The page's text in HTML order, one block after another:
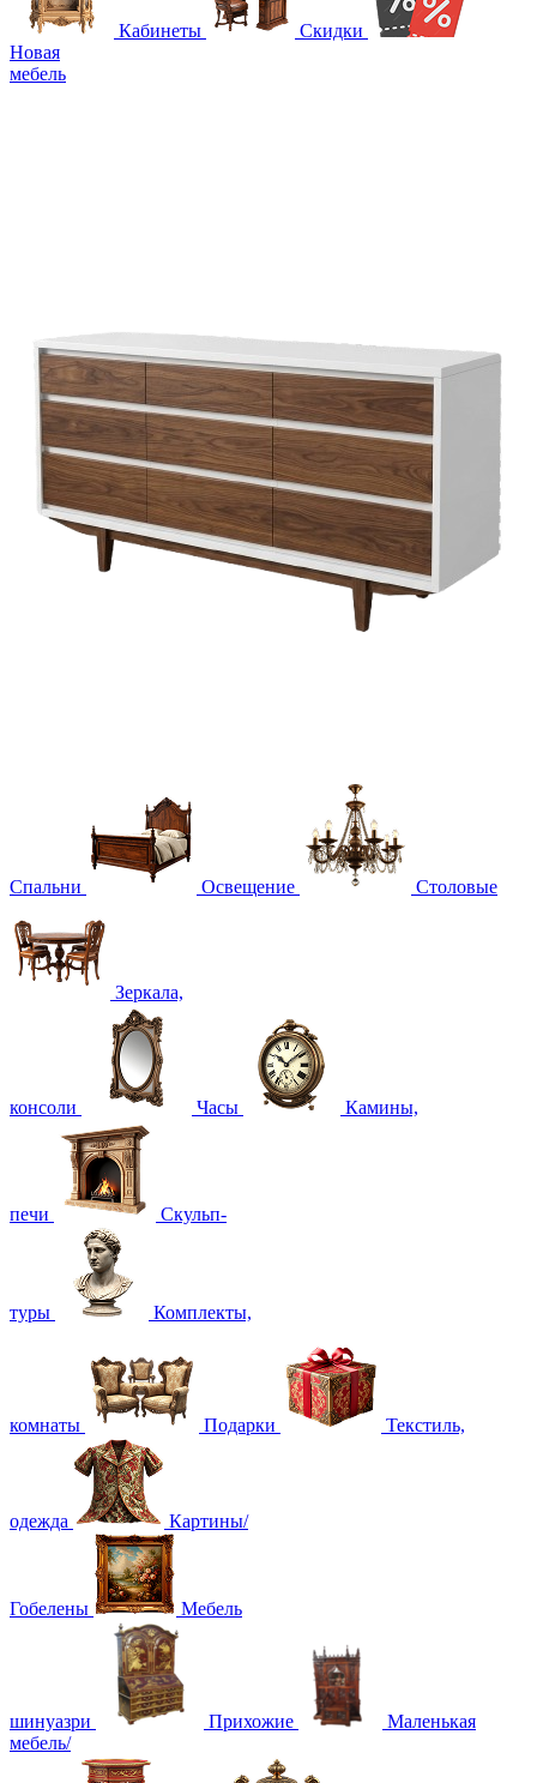
Кабинеты
Скидки
Новая
мебель
Спальни Освещение Столовые
Зеркала,
консоли Часы Камины,
печи Скульп-
туры Комплекты,
комнаты Подарки Текстиль,
одежда Картины/
Гобелены Мебель
шинуазри Прихожие
Маленькая
мебель/